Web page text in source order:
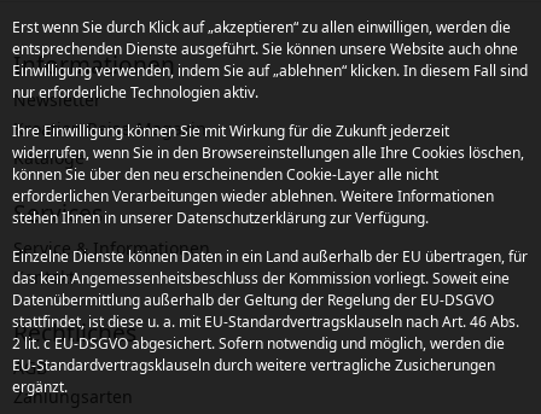
Informationen
Newsletter
Kroatien Reise-Magazin
Kataloge
Services
Service & Informationen
Kontakt
Rechtliches
AGB
Zahlungsarten
Erst wenn Sie durch Klick auf „akzeptieren“ zu allen einwilligen, werden die
entsprechenden Dienste ausgeführt. Sie können unsere Website auch ohne
Einwilligung verwenden, indem Sie auf „ablehnen“ klicken. In diesem Fall sind
nur erforderliche Technologien aktiv.
Ihre Einwilligung können Sie mit Wirkung für die Zukunft jederzeit
widerrufen, wenn Sie in den Browsereinstellungen alle Ihre Cookies löschen,
können Sie über den neu erscheinenden Cookie-Layer alle nicht
erforderlichen Verarbeitungen wieder ablehnen. Weitere Informationen
stehen Ihnen in unserer Datenschutzerklärung zur Verfügung.
Einzelne Dienste können Daten in ein Land außerhalb der EU übertragen, für
das kein Angemessenheitsbeschluss der Kommission vorliegt. Soweit eine
Datenübermittlung außerhalb der Geltung der Regelung der EU-DSGVO
stattfindet, ist diese u. a. mit EU-Standardvertragsklauseln nach Art. 46 Abs.
2 lit. c EU-DSGVO abgesichert. Sofern notwendig und möglich, werden die
EU-Standardvertragsklauseln durch weitere vertragliche Zusicherungen
ergänzt.